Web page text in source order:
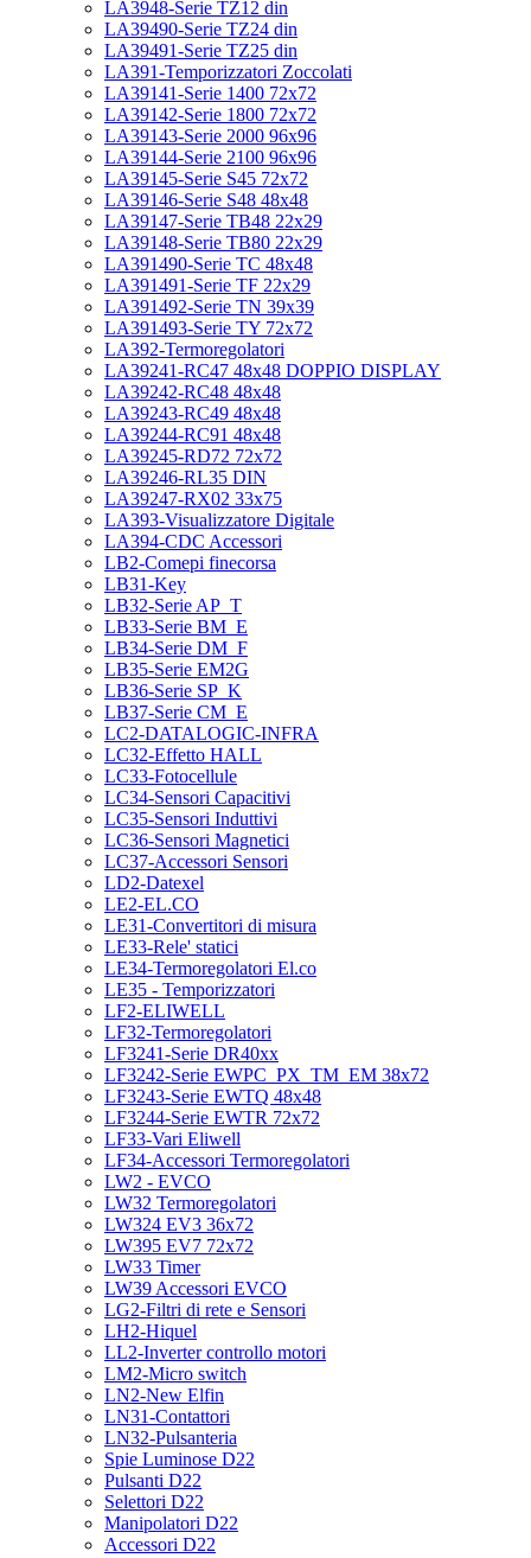
LA3948-Serie TZ12 din
LA39490-Serie TZ24 din
LA39491-Serie TZ25 din
LA391-Temporizzatori Zoccolati
LA39141-Serie 1400 72x72
LA39142-Serie 1800 72x72
LA39143-Serie 2000 96x96
LA39144-Serie 2100 96x96
LA39145-Serie S45 72x72
LA39146-Serie S48 48x48
LA39147-Serie TB48 22x29
LA39148-Serie TB80 22x29
LA391490-Serie TC 48x48
LA391491-Serie TF 22x29
LA391492-Serie TN 39x39
LA391493-Serie TY 72x72
LA392-Termoregolatori
LA39241-RC47 48x48 DOPPIO DISPLAY
LA39242-RC48 48x48
LA39243-RC49 48x48
LA39244-RC91 48x48
LA39245-RD72 72x72
LA39246-RL35 DIN
LA39247-RX02 33x75
LA393-Visualizzatore Digitale
LA394-CDC Accessori
LB2-Comepi finecorsa
LB31-Key
LB32-Serie AP_T
LB33-Serie BM_E
LB34-Serie DM_F
LB35-Serie EM2G
LB36-Serie SP_K
LB37-Serie CM_E
LC2-DATALOGIC-INFRA
LC32-Effetto HALL
LC33-Fotocellule
LC34-Sensori Capacitivi
LC35-Sensori Induttivi
LC36-Sensori Magnetici
LC37-Accessori Sensori
LD2-Datexel
LE2-EL.CO
LE31-Convertitori di misura
LE33-Rele' statici
LE34-Termoregolatori El.co
LE35 - Temporizzatori
LF2-ELIWELL
LF32-Termoregolatori
LF3241-Serie DR40xx
LF3242-Serie EWPC_PX_TM_EM 38x72
LF3243-Serie EWTQ 48x48
LF3244-Serie EWTR 72x72
LF33-Vari Eliwell
LF34-Accessori Termoregolatori
LW2 - EVCO
LW32 Termoregolatori
LW324 EV3 36x72
LW395 EV7 72x72
LW33 Timer
LW39 Accessori EVCO
LG2-Filtri di rete e Sensori
LH2-Hiquel
LL2-Inverter controllo motori
LM2-Micro switch
LN2-New Elfin
LN31-Contattori
LN32-Pulsanteria
Spie Luminose D22
Pulsanti D22
Selettori D22
Manipolatori D22
Accessori D22